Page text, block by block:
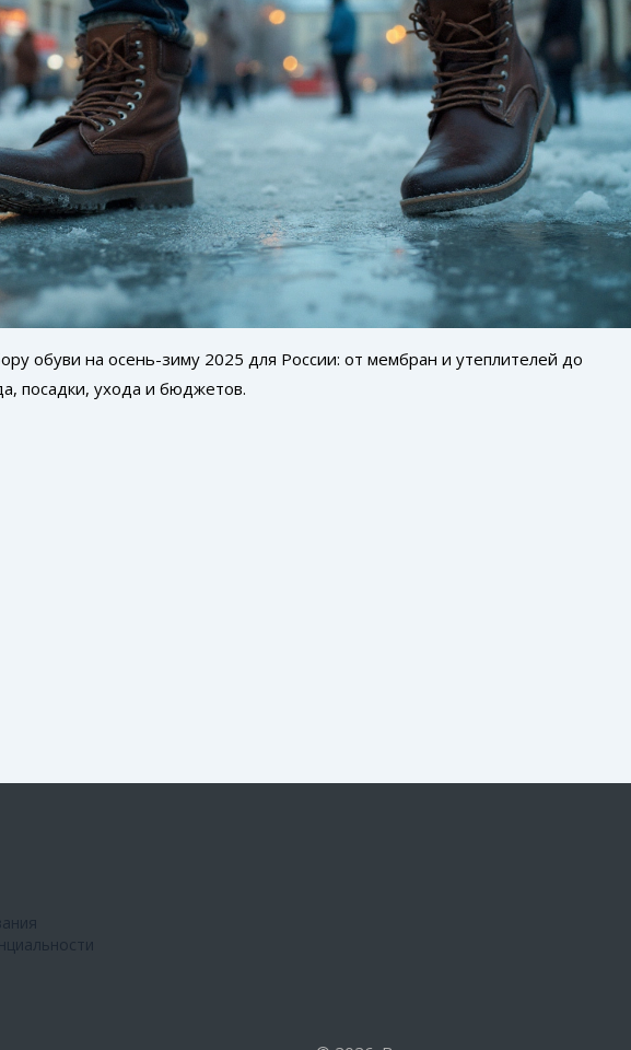
обуви на осень-зиму 2025 для России: от мембран и утеплителей до
посадки, ухода и бюджетов.